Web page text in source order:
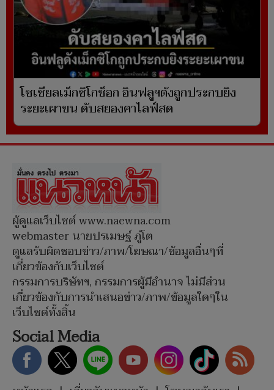
โซเชียลเม็กซิโกช็อก อินฟลูฯดังถูกประกบยิง
ระยะเผาขน ดับสยองคาไลฟ์สด
ผู้ดูแลเว็บไซต์ www.naewna.com
webmaster นายปรเมษฐ์ ภู่โต
ดูแลรับผิดชอบข่าว/ภาพ/โฆษณา/ข้อมูลอื่นๆที่
เกี่ยวข้องกับเว็บไซต์
กรรมการบริษัทฯ, กรรมการผู้มีอำนาจ ไม่มีส่วน
เกี่ยวข้องกับการนำเสนอข่าว/ภาพ/ข้อมูลใดๆใน
เว็บไซต์ทั้งสิ้น
Social Media